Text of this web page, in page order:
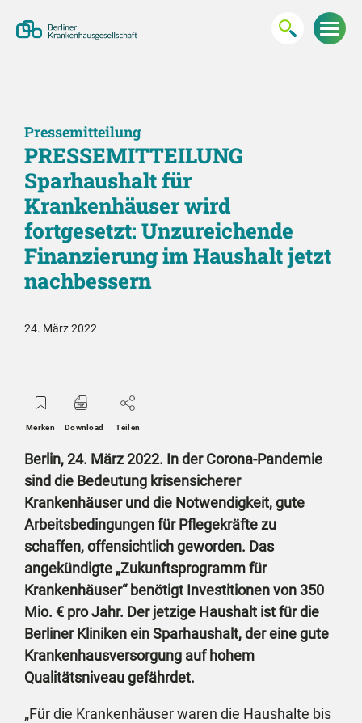
Pressemitteilung
PRESSEMITTEILUNG
Sparhaushalt für
Krankenhäuser wird
fortgesetzt: Unzureichende
Finanzierung im Haushalt jetzt
nachbessern
24. März 2022
Merken Download Teilen
Berlin, 24. März 2022. In der Corona-Pandemie
sind die Bedeutung krisensicherer
Krankenhäuser und die Notwendigkeit, gute
Arbeitsbedingungen für Pflegekräfte zu
schaffen, offensichtlich geworden. Das
angekündigte „Zukunftsprogramm für
Krankenhäuser“ benötigt Investitionen von 350
Mio. € pro Jahr. Der jetzige Haushalt ist für die
Berliner Kliniken ein Sparhaushalt, der eine gute
Krankenhausversorgung auf hohem
Qualitätsniveau gefährdet.
„Für die Krankenhäuser waren die Haushalte bis